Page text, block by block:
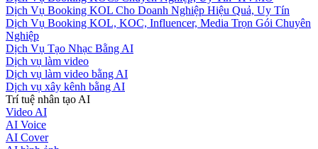
Dịch Vụ Booking KOL Cho Doanh Nghiệp Hiệu Quả, Uy Tín
Dịch Vụ Booking KOL, KOC, Influencer, Media Trọn Gói Chuyên
Nghiệp
Dịch Vụ Tạo Nhạc Bằng AI
Dịch vụ làm video
Dịch vụ làm video bằng AI
Dịch vụ xây kênh bằng AI
Trí tuệ nhân tạo AI
Video AI
AI Voice
AI Cover